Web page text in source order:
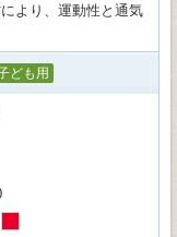
より、運動性と通気
ども用